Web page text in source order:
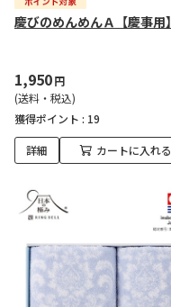
慶びのめんめんＡ【慶事用】
1,950円
(送料・税込)
獲得ポイント : 19
詳細 カートに入れる